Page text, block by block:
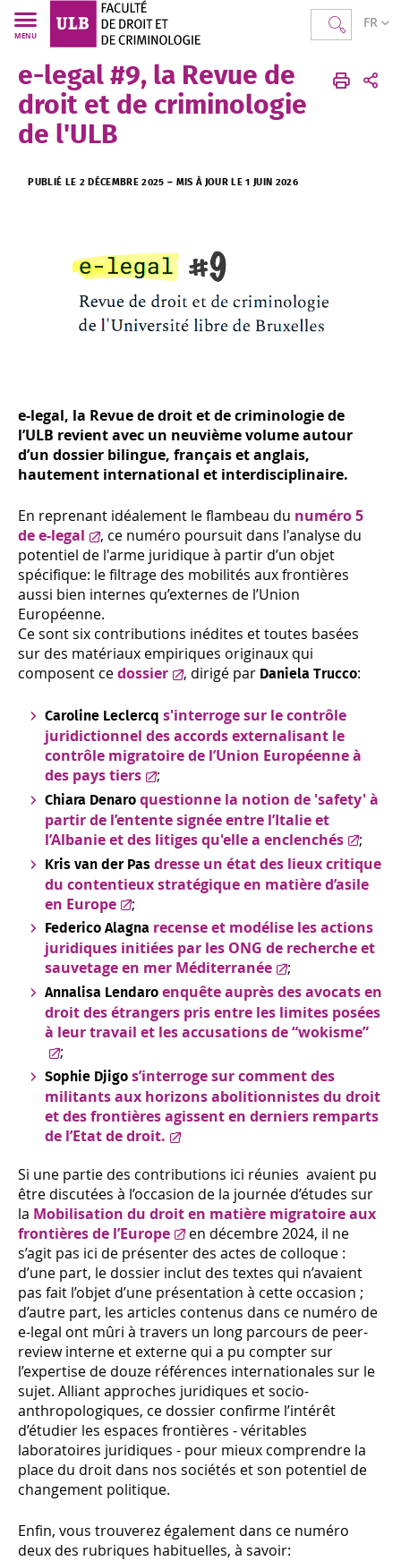
FR
MENU
Faculté Droit Criminologie Accueil
e-legal #9, la Revue de
droit et de criminologie
de l'ULB
PUBLIÉ LE 2 DÉCEMBRE 2025 – MIS À JOUR LE 1 JUIN 2026
e-legal, la Revue de droit et de criminologie de
l’ULB revient avec un neuvième volume autour
d’un dossier bilingue, français et anglais,
hautement international et interdisciplinaire.
En reprenant idéalement le flambeau du numéro 5
de e-legal
, ce numéro poursuit dans l'analyse du
potentiel de l'arme juridique à partir d’un objet
spécifique: le filtrage des mobilités aux frontières
aussi bien internes qu’externes de l’Union
Européenne.
Ce sont six contributions inédites et toutes basées
sur des matériaux empiriques originaux qui
composent cedossier , dirigé par Daniela Trucco:
Caroline Leclercq s'interroge sur le contrôle
juridictionnel des accords externalisant le
contrôle migratoire de l’Union Européenne à
des pays tiers
;
Chiara Denaro questionne la notion de 'safety'à
partir de l’entente signée entre l’Italie et
l’Albanie et des litiges qu'elle a enclenchés
;
Kris van der Pas dresse un état des lieux critique
du contentieux stratégique en matière d’asile
en Europe
;
Federico Alagna recense et modélise les actions
juridiques initiées par les ONG de recherche et
sauvetage en mer Méditerranée
;
Annalisa Lendaro enquête auprès des avocats en
droit des étrangers pris entre les limites posées
à leur travail et les accusations de “wokisme”
;
Sophie Djigo s’interroge sur comment des
militants aux horizons abolitionnistes du droit
et des frontières agissent en derniers remparts
de l’Etat de droit.
Si une partie des contributions ici réunies avaient pu
être discutées à l’occasion de la journée d’études sur
la Mobilisation du droit en matière migratoire aux
frontières de l’Europe
en décembre 2024, il ne
s’agit pas ici de présenter des actes de colloque :
d’une part, le dossier inclut des textes qui n’avaient
pas fait l’objet d’une présentation à cette occasion ;
d’autre part, les articles contenus dans ce numéro de
e-legal ont mûri à travers un long parcours de peer-
reviewinterne et externe qui a pu compter sur
l’expertise de douze références internationales sur le
sujet. Alliant approches juridiques et socio-
anthropologiques, ce dossier confirme l’intérêt
d’étudier les espaces frontières - véritables
laboratoires juridiques - pour mieux comprendre la
place du droit dans nos sociétés et son potentiel de
changement politique.
Enfin, vous trouverez également dans ce numéro
deux des rubriques habituelles, à savoir: